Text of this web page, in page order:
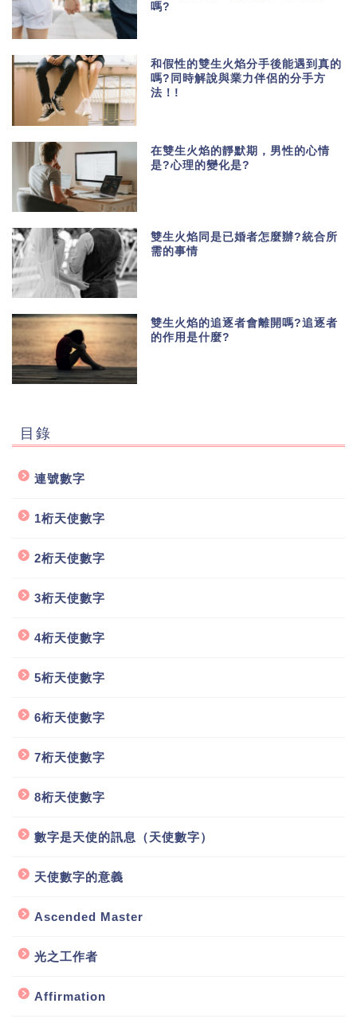
嗎?
和假性的雙生火焰分手後能遇到真的
嗎?同時解說與業力伴侶的分手方
法！!
在雙生火焰的靜默期，男性的心情
是?心理的變化是?
雙生火焰同是已婚者怎麼辦?統合所
需的事情
雙生火焰的追逐者會離開嗎?追逐者
的作用是什麼?
目錄
連號數字
1桁天使數字
2桁天使數字
3桁天使數字
4桁天使數字
5桁天使數字
6桁天使數字
7桁天使數字
8桁天使數字
數字是天使的訊息（天使數字）
天使數字的意義
Ascended Master
光之工作者
Affirmation